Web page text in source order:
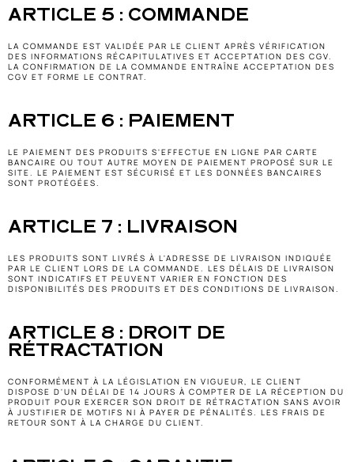
ARTICLE 5 : COMMANDE
LA COMMANDE EST VALIDÉE PAR LE CLIENT APRÈS VÉRIFICATION
DES INFORMATIONS RÉCAPITULATIVES ET ACCEPTATION DES CGV.
LA CONFIRMATION DE LA COMMANDE ENTRAÎNE ACCEPTATION DES
CGV ET FORME LE CONTRAT.
ARTICLE 6 : PAIEMENT
LE PAIEMENT DES PRODUITS S'EFFECTUE EN LIGNE PAR CARTE
BANCAIRE OU TOUT AUTRE MOYEN DE PAIEMENT PROPOSÉ SUR LE
SITE. LE PAIEMENT EST SÉCURISÉ ET LES DONNÉES BANCAIRES
SONT PROTÉGÉES.
ARTICLE 7 : LIVRAISON
LES PRODUITS SONT LIVRÉS À L'ADRESSE DE LIVRAISON INDIQUÉE
PAR LE CLIENT LORS DE LA COMMANDE. LES DÉLAIS DE LIVRAISON
SONT INDICATIFS ET PEUVENT VARIER EN FONCTION DES
DISPONIBILITÉS DES PRODUITS ET DES CONDITIONS DE LIVRAISON.
ARTICLE 8 : DROIT DE
RÉTRACTATION
CONFORMÉMENT À LA LÉGISLATION EN VIGUEUR, LE CLIENT
DISPOSE D'UN DÉLAI DE 14 JOURS À COMPTER DE LA RÉCEPTION DU
PRODUIT POUR EXERCER SON DROIT DE RÉTRACTATION SANS AVOIR
À JUSTIFIER DE MOTIFS NI À PAYER DE PÉNALITÉS. LES FRAIS DE
RETOUR SONT À LA CHARGE DU CLIENT.